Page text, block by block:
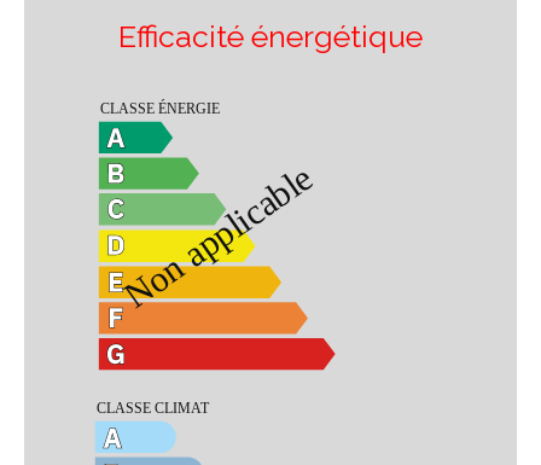
Efficacité énergétique